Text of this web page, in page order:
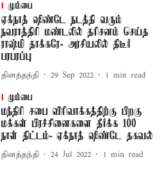
மும்பை
ஏக்நாத் ஷிண்டே நடத்தி வரும்
நவராத்திரி மண்டலில் தரிசனம் செய்த
ராஷ்மி தாக்கரே- அரசியலில் திடீர்
பரபரப்பு
தினத்தந்தி 29 Sep 2022 1 min read
மும்பை
மந்திரி சபை விரிவாக்கத்திற்கு பிறகு
மக்கள் பிரச்சினைகளை தீர்க்க 100
நாள் திட்டம்- ஏக்நாத் ஷிண்டே தகவல்
தினத்தந்தி 24 Jul 2022 1 min read